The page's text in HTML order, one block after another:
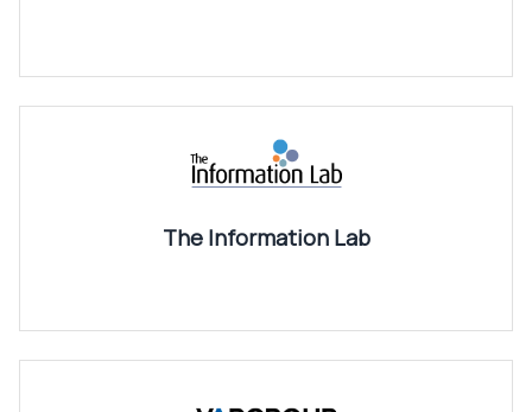
The Information Lab